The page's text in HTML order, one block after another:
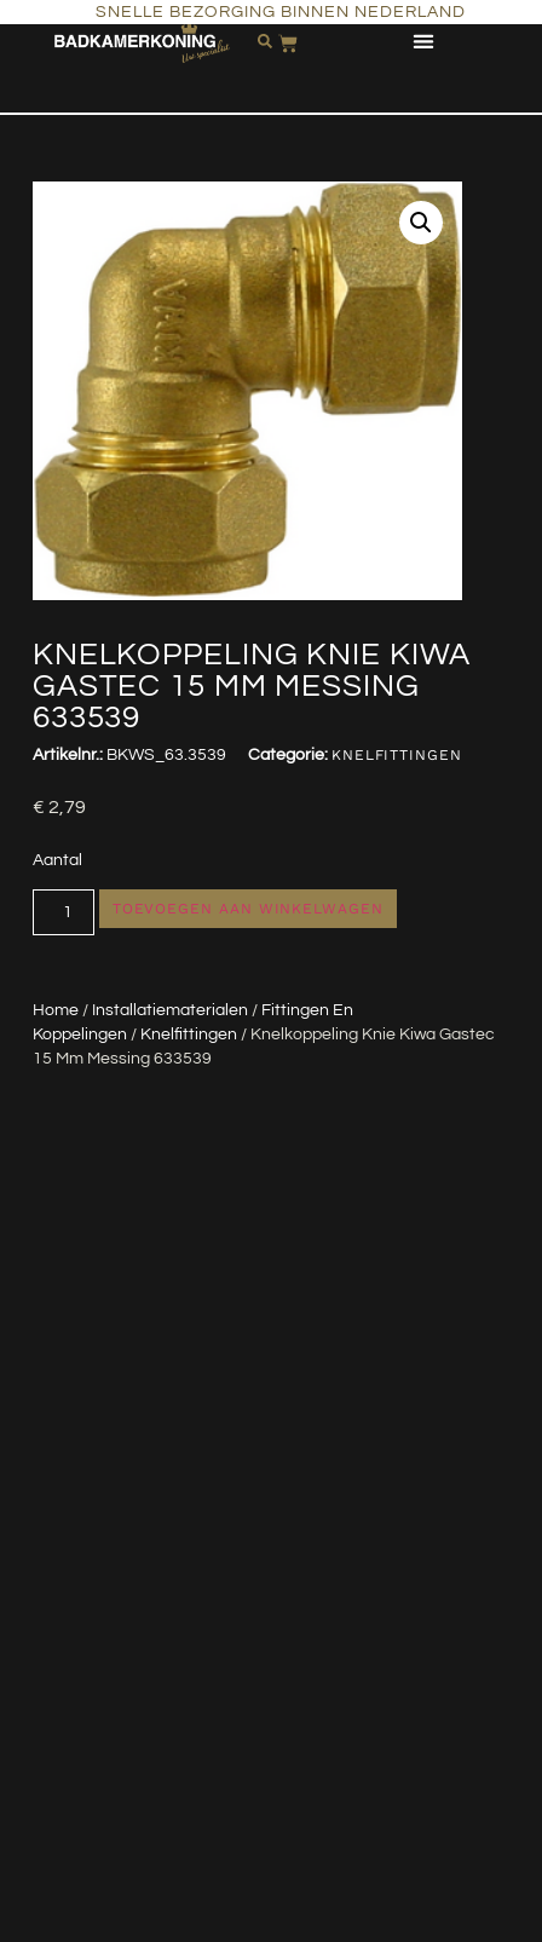
SNELLE BEZORGING BINNEN NEDERLAND
KNELKOPPELING KNIE KIWA
GASTEC 15 MM MESSING
633539
Home/ Installatiematerialen / Fittingen En
Koppelingen / Knelfittingen / Knelkoppeling Knie Kiwa Gastec
15 Mm Messing 633539
Artikelnr.: BKWS_63.3539 Categorie: KNELFITTINGEN
€ 2,79
Aantal
TOEVOEGEN AAN WINKELWAGEN